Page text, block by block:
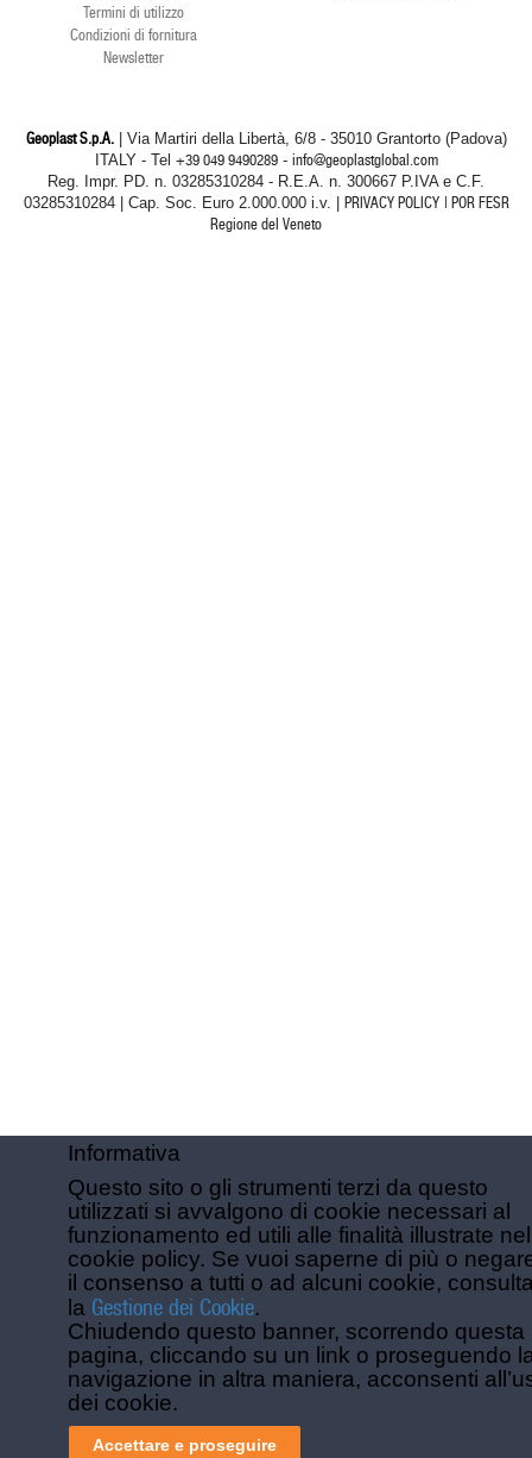
Termini di utilizzo
Condizioni di fornitura
Newsletter
Geoplast S.p.A.| Via Martiri della Libertà, 6/8 - 35010 Grantorto (Padova)
ITALY - Tel +39 049 9490289 - info@geoplastglobal.com
Reg. Impr. PD. n. 03285310284 - R.E.A. n. 300667 P.IVA e C.F.
03285310284 | Cap. Soc. Euro 2.000.000 i.v. | PRIVACY POLICY | POR FESR
Regione del Veneto
Informativa
Questo sito o gli strumenti terzi da questo
utilizzati si avvalgono di cookie necessari al
funzionamento ed utili alle finalità illustrate
cookie policy. Se vuoi saperne di più o
il consenso a tutti o ad alcuni cookie,
la Gestione dei Cookie.
Chiudendo questo banner, scorrendo questa
pagina, cliccando su un link o proseguendo
navigazione in altra maniera, acconsenti
dei cookie.
Accettare e proseguire